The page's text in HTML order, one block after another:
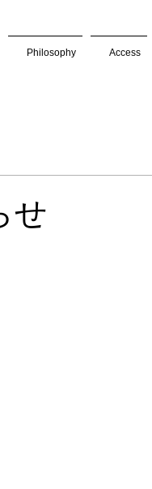
Philosophy Access
せ